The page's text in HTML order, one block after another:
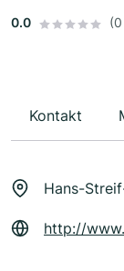
0.0
Kontakt
Hans-
http://